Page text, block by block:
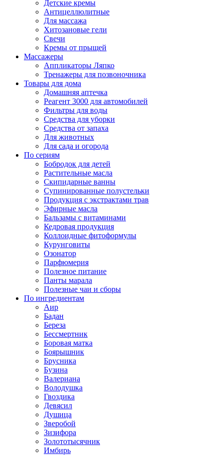
Детские кремы
Антицеллюлитные
Для массажа
Хитозановые гели
Свечи
Кремы от прыщей
Массажеры
Аппликаторы Ляпко
Тренажеры для позвоночника
Товары для дома
Домашняя аптечка
Реагент 3000 для автомобилей
Фильтры для воды
Средства для уборки
Средства от запаха
Для животных
Для сада и огорода
По сериям
Бобродок для детей
Растительные масла
Скипидарные ванны
Супинированные полустельки
Продукция с экстрактами трав
Эфирные масла
Бальзамы с витаминами
Кедровая продукция
Коллоидные фитоформулы
Курунговиты
Озонатор
Парфюмерия
Полезное питание
Панты марала
Полезные чаи и сборы
По ингредиентам
Аир
Бадан
Береза
Бессмертник
Боровая матка
Боярышник
Брусника
Бузина
Валериана
Володушка
Гвоздика
Девясил
Душица
Зверобой
Зизифора
Золототысячник
Имбирь